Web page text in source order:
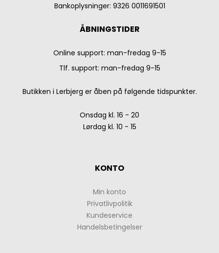
Bankoplysninger: 9326 0011691501
ÅBNINGSTIDER
Online support: man-fredag 9-15
Tlf. support: man-fredag 9-15
Butikken i Lerbjerg er åben på følgende tidspunkter.
Onsdag kl. 16 - 20
Lørdag kl. 10 - 15
KONTO
Min konto
Privatlivpolitik
Kundeservice
Handelsbetingelser